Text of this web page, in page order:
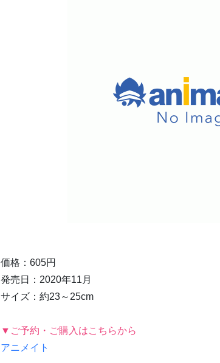
価格：605円
発売日：2020年11月
サイズ：約23～25cm
▼ご予約・ご購入はこちらから
アニメイト